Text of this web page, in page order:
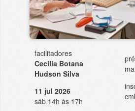
facilitadores
Cecilia Botana
Hudson Silva
11 jul 2026
sáb 14h às 17h